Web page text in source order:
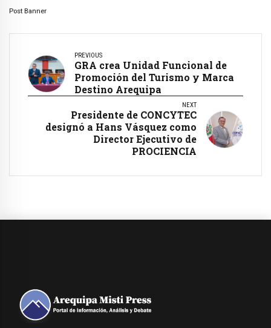
Post Banner
PREVIOUS
GRA crea Unidad Funcional de
Promoción del Turismo y Marca
Destino Arequipa
NEXT
Presidente de CONCYTEC
designó a Hans Vásquez como
Director Ejecutivo de
PROCIENCIA